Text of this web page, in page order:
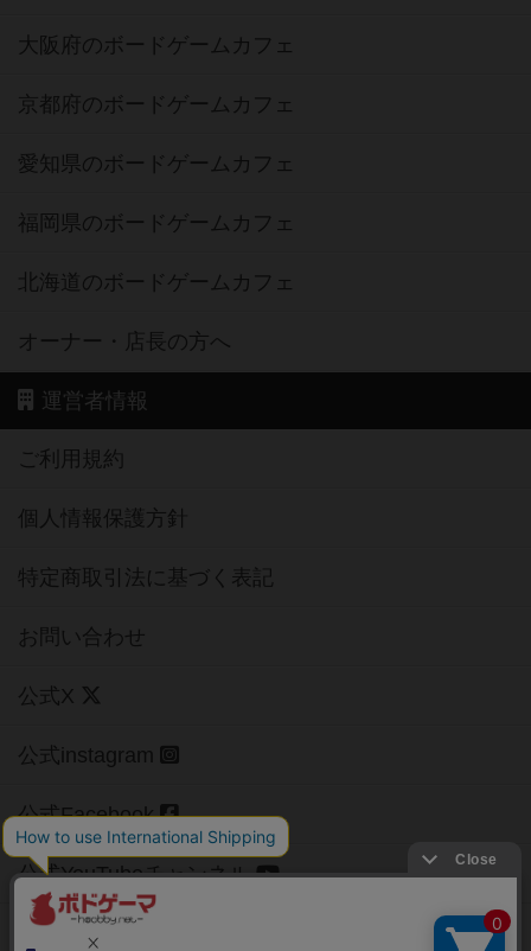
大阪府のボードゲームカフェ
京都府のボードゲームカフェ
愛知県のボードゲームカフェ
福岡県のボードゲームカフェ
北海道のボードゲームカフェ
オーナー・店長の方へ
運営者情報
ご利用規約
個人情報保護方針
特定商取引法に基づく表記
お問い合わせ
公式X
公式instagram
公式Facebook
公式YouTubeチャンネル